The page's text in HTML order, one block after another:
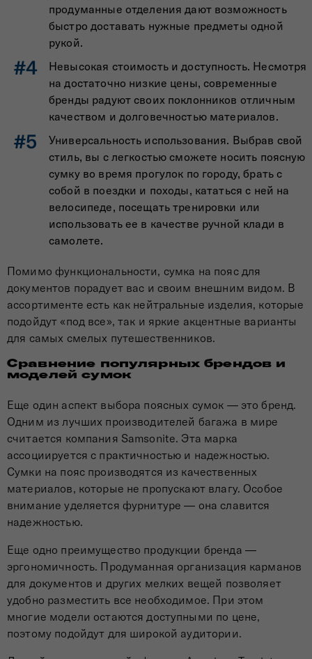
продуманные отделения дают возможность
быстро доставать нужные предметы одной
рукой.
Невысокая стоимость и доступность. Несмотря
на достаточно низкие цены, современные
бренды радуют своих поклонников отличным
качеством и долговечностью материалов.
Универсальность использования. Выбрав свой
стиль, вы с легкостью сможете носить поясную
сумку во время прогулок по городу, брать с
собой в поездки и походы, кататься с ней на
велосипеде, посещать тренировки или
использовать ее в качестве ручной клади в
самолете.
Помимо функциональности, сумка на пояс для
документов порадует вас и своим внешним видом. В
ассортименте есть как нейтральные изделия, которые
подойдут «под все», так и яркие акцентные варианты
для самых смелых путешественников.
Сравнение популярных брендов и
моделей сумок
Еще один аспект выбора поясных сумок — это бренд.
Одним из лучших производителей багажа в мире
считается компания Samsonite. Эта марка
ассоциируется с практичностью и надежностью.
Сумки на пояс производятся из качественных
материалов, которые не пропускают влагу. Особое
внимание уделяется фурнитуре — она славится
надежностью.
Еще одно преимущество продукции бренда —
эргономичность. Продуманная организация карманов
для документов и других мелких вещей позволяет
удобно разместить все необходимое. При этом
многие модели остаются доступными по цене,
поэтому подойдут для широкой аудитории.